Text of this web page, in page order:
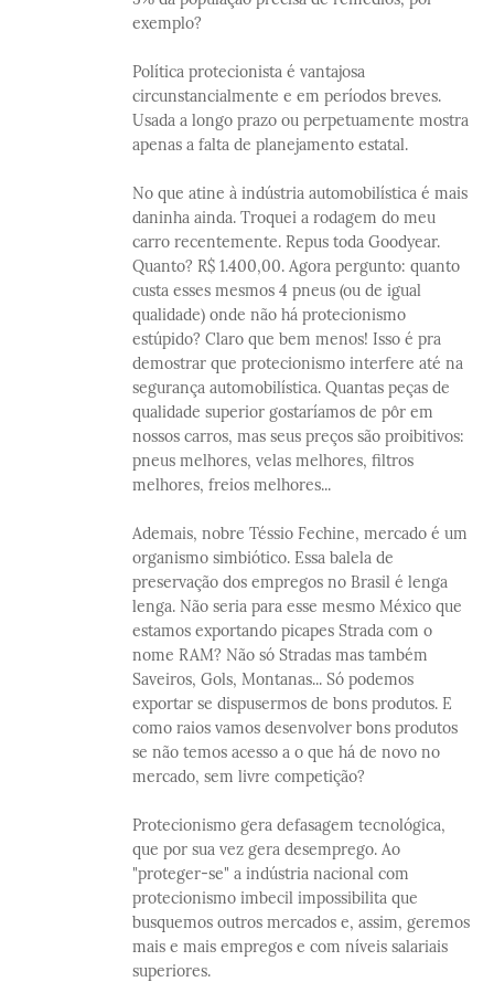
exemplo?
Política protecionista é vantajosa
circunstancialmente e em períodos breves.
Usada a longo prazo ou perpetuamente mostra
apenas a falta de planejamento estatal.
No que atine à indústria automobilística é mais
daninha ainda. Troquei a rodagem do meu
carro recentemente. Repus toda Goodyear.
Quanto? R$ 1.400,00. Agora pergunto: quanto
custa esses mesmos 4 pneus (ou de igual
qualidade) onde não há protecionismo
estúpido? Claro que bem menos! Isso é pra
demostrar que protecionismo interfere até na
segurança automobilística. Quantas peças de
qualidade superior gostaríamos de pôr em
nossos carros, mas seus preços são proibitivos:
pneus melhores, velas melhores, filtros
melhores, freios melhores...
Ademais, nobre Téssio Fechine, mercado é um
organismo simbiótico. Essa balela de
preservação dos empregos no Brasil é lenga
lenga. Não seria para esse mesmo México que
estamos exportando picapes Strada com o
nome RAM? Não só Stradas mas também
Saveiros, Gols, Montanas... Só podemos
exportar se dispusermos de bons produtos. E
como raios vamos desenvolver bons produtos
se não temos acesso a o que há de novo no
mercado, sem livre competição?
Protecionismo gera defasagem tecnológica,
que por sua vez gera desemprego. Ao
"proteger-se" a indústria nacional com
protecionismo imbecil impossibilita que
busquemos outros mercados e, assim, geremos
mais e mais empregos e com níveis salariais
superiores.